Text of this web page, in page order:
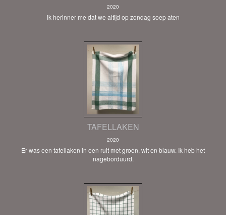
2020
ik herinner me dat we altijd op zondag soep aten
TAFELLAKEN
2020
Er was een tafellaken in een ruit met groen, wit en blauw. Ik heb het
nageborduurd.